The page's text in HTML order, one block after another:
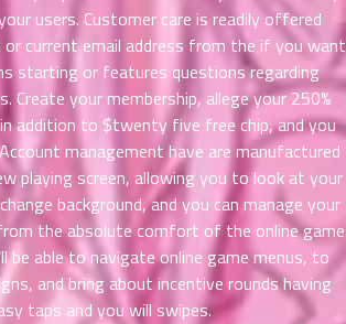
users. Customer care is readily offered
current email address from the if you want
starting or features questions regarding
Create your membership, allege your 250%
addition to $twenty five free chip, and you
management have are manufactured
playing screen, allowing you to look at your
background, and you can manage your
the absolute comfort of the online game
be able to navigate online game menus, to
and bring about incentive rounds having
taps and you will swipes.